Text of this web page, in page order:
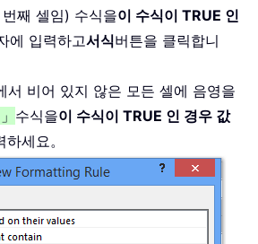
째 셀임) 수식을이 수식이 TRUE 인
에 입력하고서식버튼을 클릭합니
서 비어 있지 않은 모든 셀에 음영을
수식을이 수식이 TRUE 인 경우 값
세요。